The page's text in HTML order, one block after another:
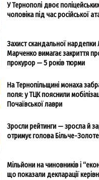
У Тернополі двоє
чоловіка під час російської
Захист скандальної
Марченко вимагає закриття
прокурор — 5 років тюрми
На Тернопільщині монаха
поля: у ТЦК пояснили
Почаївської лаври
Зросли рейтинги — зросла й
отримує голова Більче-
Мільйони на чиновників і
що показали декларації